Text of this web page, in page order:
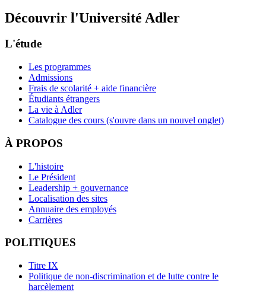
Découvrir l'Université Adler
L'étude
Les programmes
Admissions
Frais de scolarité + aide financière
Étudiants étrangers
La vie à Adler
Catalogue des cours (s'ouvre dans un nouvel onglet)
À PROPOS
L'histoire
Le Président
Leadership + gouvernance
Localisation des sites
Annuaire des employés
Carrières
POLITIQUES
Titre IX
Politique de non-discrimination et de lutte contre le
harcèlement